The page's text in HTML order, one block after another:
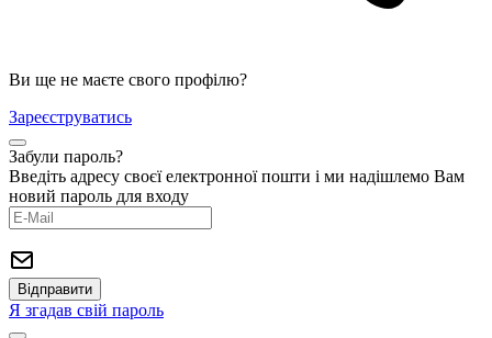
Ви ще не маєте свого профілю?
Зареєструватись
Забули пароль?
Введіть адресу своєї електронної пошти і ми надішлемо Вам
новий пароль для входу
Я згадав свій пароль